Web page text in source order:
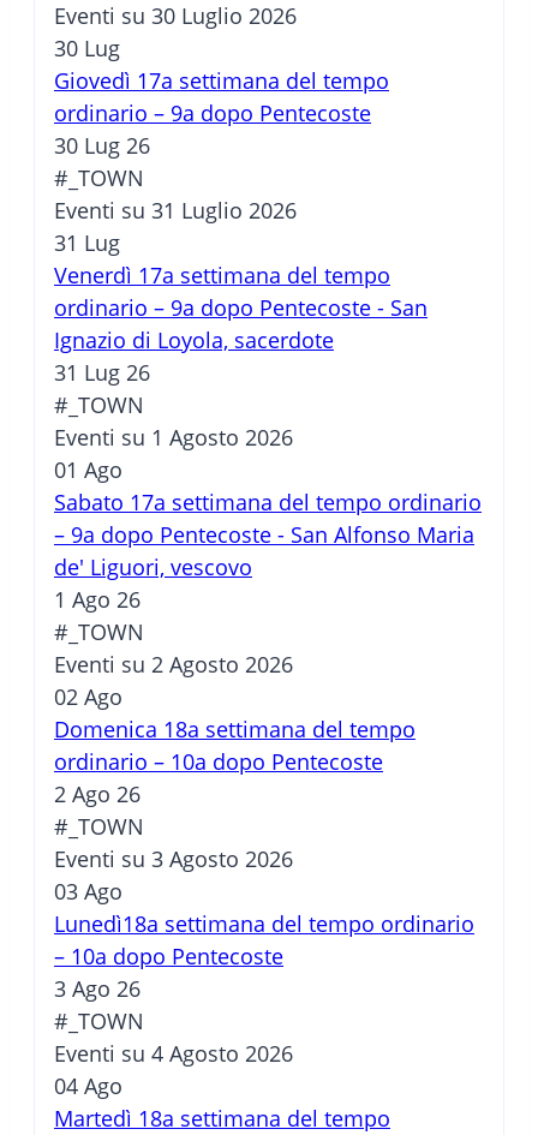
Eventi su 30 Luglio 2026
30 Lug
Giovedì 17a settimana del tempo
ordinario – 9a dopo Pentecoste
30 Lug 26
#_TOWN
Eventi su 31 Luglio 2026
31 Lug
Venerdì 17a settimana del tempo
ordinario – 9a dopo Pentecoste - San
Ignazio di Loyola, sacerdote
31 Lug 26
#_TOWN
Eventi su 1 Agosto 2026
01 Ago
Sabato 17a settimana del tempo ordinario
– 9a dopo Pentecoste - San Alfonso Maria
de' Liguori, vescovo
1 Ago 26
#_TOWN
Eventi su 2 Agosto 2026
02 Ago
Domenica 18a settimana del tempo
ordinario – 10a dopo Pentecoste
2 Ago 26
#_TOWN
Eventi su 3 Agosto 2026
03 Ago
Lunedì18a settimana del tempo ordinario
– 10a dopo Pentecoste
3 Ago 26
#_TOWN
Eventi su 4 Agosto 2026
04 Ago
Martedì 18a settimana del tempo